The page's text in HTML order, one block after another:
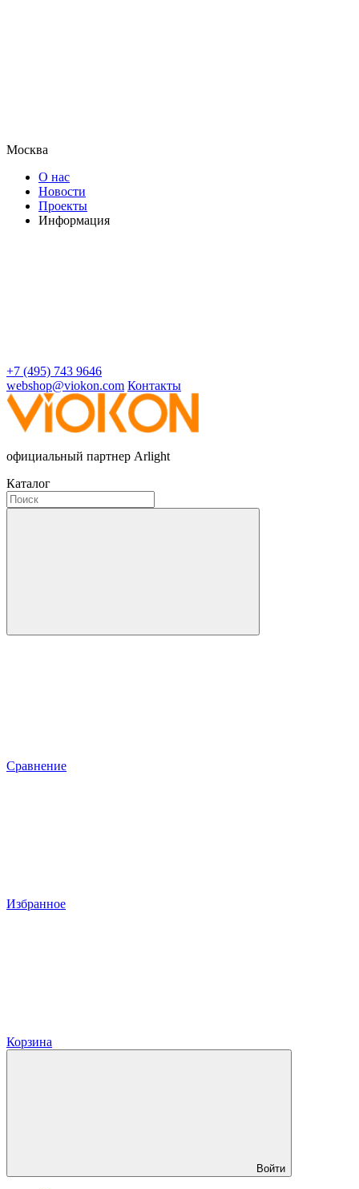
Москва
О нас
Новости
Проекты
Информация
+7 (495) 743 9646
webshop@viokon.com Контакты
официальный партнер Arlight
Каталог
Сравнение
Избранное
Корзина
Войти